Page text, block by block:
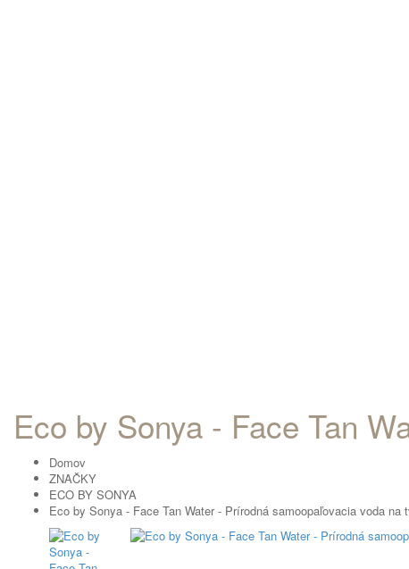
Eco by Sonya - Face Tan
Domov
ZNAČKY
ECO BY SONYA
Eco by Sonya - Face Tan Water - Prírodná samoopaľovacia voda na